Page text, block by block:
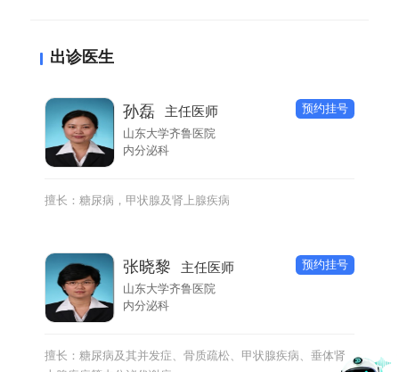
起，需要补充足够的液体。其次胰岛素持续的注射，因为
血糖控制好。再有就是酮症酸中毒往往会诱发因
出诊医生
孙磊 主任医师
山东大学齐鲁医院
内分泌科
预约挂号
擅长：糖尿病，甲状腺及肾上腺疾病
张晓黎 主任医师
山东大学齐鲁医院
内分泌科
预约挂号
擅长：糖尿病及其并发症、骨质疏松、甲状腺疾病、垂体肾